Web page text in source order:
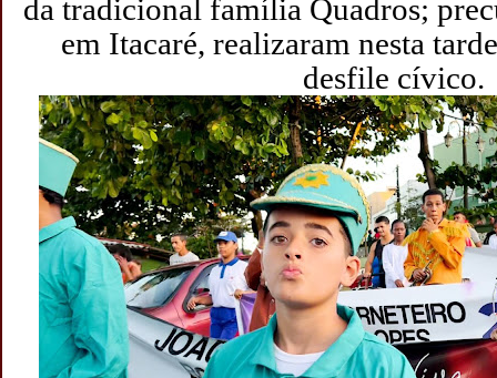
da tradicional família Quadros;
em Itacaré, realizaram nesta
desfile cívico.